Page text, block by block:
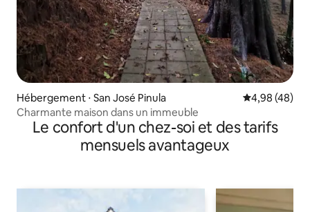
Hébergement ⋅ San José Pinula Évaluation
4,98 (48)
Charmante maison dans un immeuble
Le confort d'un chez-soi et des tarifs
mensuels avantageux